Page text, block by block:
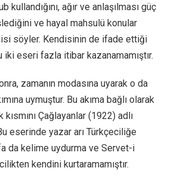
kullandığını, ağır ve anlaşılması güç
ve hayal mahsulü konular
söyler. Kendisinin de ifade ettiği
eseri fazla itibar kazanamamıştır.
zamanın modasına uyarak o da
uymuştur. Bu akıma bağlı olarak
kısmını Çağlayanlar (1922) adlı
eserinde yazar arı Türkçeciliğe
da kelime uydurma ve Servet-i
kendini kurtaramamıştır.